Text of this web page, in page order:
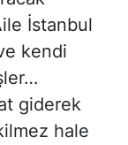
İstanbul
kendi
giderek
hale